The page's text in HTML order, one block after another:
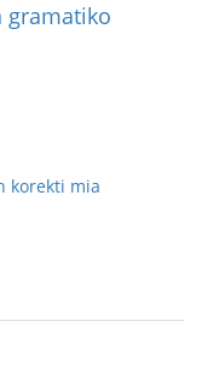
gramatiko
korekti mia